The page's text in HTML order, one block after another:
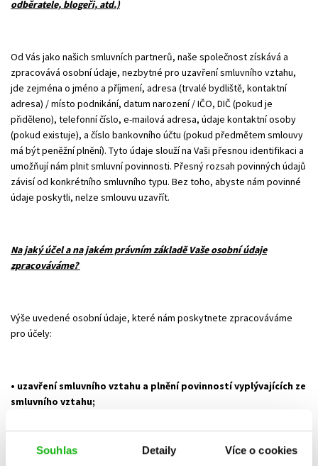
Souhlas Detaily Více o cookies
odběratele, blogeři, atd.)
Od Vás jako našich smluvních partnerů, naše společnost získává a
zpracovává osobní údaje, nezbytné pro uzavření smluvního vztahu,
jde zejména o jméno a příjmení, adresa (trvalé bydliště, kontaktní
adresa) / místo podnikání, datum narození / IČO, DIČ (pokud je
přiděleno), telefonní číslo, e-mailová adresa, údaje kontaktní osoby
(pokud existuje), a číslo bankovního účtu (pokud předmětem smlouvy
má být peněžní plnění). Tyto údaje slouží na Vaši přesnou identifikaci a
umožňují nám plnit smluvní povinnosti. Přesný rozsah povinných údajů
závisí od konkrétního smluvního typu. Bez toho, abyste nám povinné
údaje poskytli, nelze smlouvu uzavřít.
Na jaký účel a na jakém právním základě Vaše osobní údaje
zpracováváme?
Výše uvedené osobní údaje, které nám poskytnete zpracováváme
pro účely:
• uzavření smluvního vztahu a plnění povinností vyplývajících ze
smluvního vztahu;
• přímého marketingu.Na Váš e-mail Vám budeme zasílat informace
o našich novinkách, slevách na nabízených výrobcích. Zpracování
osobních údajů pro účely marketingu je založeno na právním základě